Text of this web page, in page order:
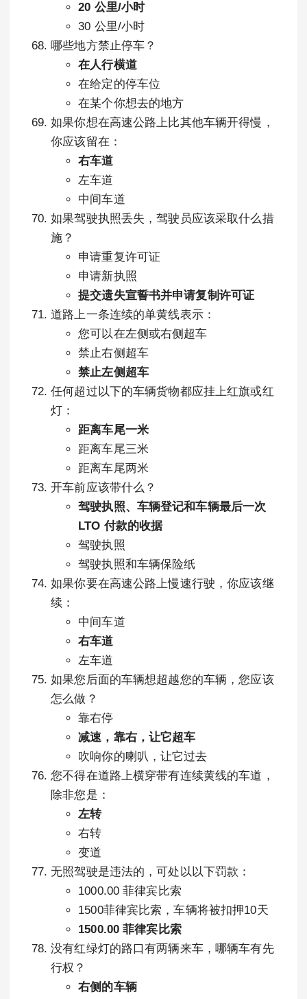
20 公里/小时
30 公里/小时
哪些地方禁止停车？
在人行横道
在给定的停车位
在某个你想去的地方
如果你想在高速公路上比其他车辆开得慢，
你应该留在：
右车道
左车道
中间车道
如果驾驶执照丢失，驾驶员应该采取什么措
施？
申请重复许可证
申请新执照
提交遗失宣誓书并申请复制许可证
道路上一条连续的单黄线表示：
您可以在左侧或右侧超车
禁止右侧超车
禁止左侧超车
任何超过以下的车辆货物都应挂上红旗或红
灯：
距离车尾一米
距离车尾三米
距离车尾两米
开车前应该带什么？
驾驶执照、车辆登记和车辆最后一次
LTO 付款的收据
驾驶执照
驾驶执照和车辆保险纸
如果你要在高速公路上慢速行驶，你应该继
续：
中间车道
右车道
左车道
如果您后面的车辆想超越您的车辆，您应该
怎么做？
靠右停
减速，靠右，让它超车
吹响你的喇叭，让它过去
您不得在道路上横穿带有连续黄线的车道，
除非您是：
左转
右转
变道
无照驾驶是违法的，可处以以下罚款：
1000.00 菲律宾比索
1500菲律宾比索，车辆将被扣押10天
1500.00 菲律宾比索
没有红绿灯的路口有两辆来车，哪辆车有先
行权？
右侧的车辆